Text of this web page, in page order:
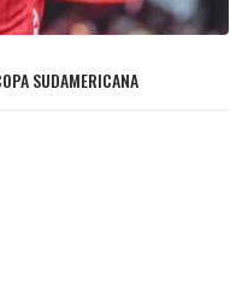
SUDAMERICANA